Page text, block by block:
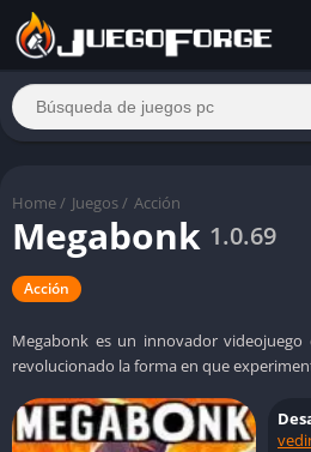
Home / Juegos / Acción
Megabonk 1.0.69
Acción
Megabonk es un innovador
revolucionado la forma en que